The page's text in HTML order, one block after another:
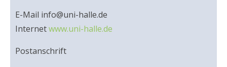
E-Mail info@uni-halle.de
Internetwww.uni-halle.de
Postanschrift